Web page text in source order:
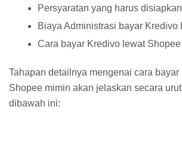
Persyaratan yang harus disiapkan
Biaya Administrasi bayar Kredivo
Cara bayar Kredivo lewat Shopee
Tahapan detailnya mengenai cara
Shopee mimin akan jelaskan secara
dibawah ini: